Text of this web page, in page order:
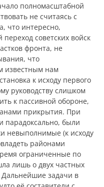
полномасштабной
не считаясь с
что интересно,
советских войск
фронта, не
что
известным нам
к исходу первого
руководству слишком
к пассивной обороне,
прикрытия. При
парадоксально, были
невыполнимые (к исходу
районами
ограниченные по
лишь о двух частных
Дальнейшие задачи в